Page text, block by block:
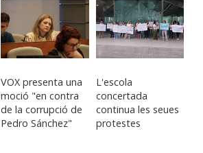
VOX presenta una
moció "en contra
de la corrupció de
Pedro Sánchez"
L'escola
concertada
continua les seues
protestes